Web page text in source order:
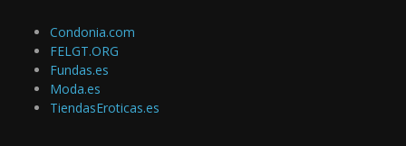
Condonia.com
FELGT.ORG
Fundas.es
Moda.es
TiendasEroticas.es